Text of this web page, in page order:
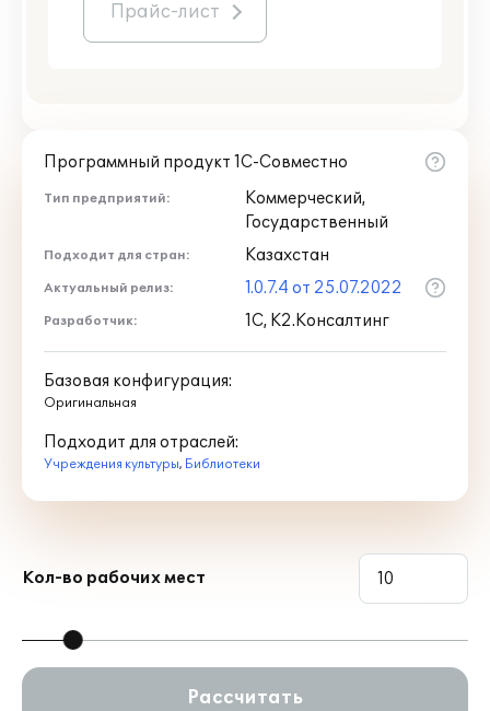
Прайс-лист
Программный продукт 1С-Совместно
Тип предприятий:
Коммерческий,
Государственный
Подходит для стран: Казахстан
Актуальный релиз: 1.0.7.4 от 25.07.2022
Разработчик: 1С, К2.Консалтинг
Базовая конфигурация:
Оригинальная
Подходит для отраслей:
Учреждения культуры, Библиотеки
Кол-во рабочих мест
Рассчитать